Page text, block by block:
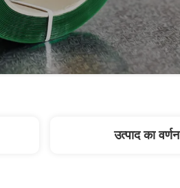
उत्पाद का वर्णन